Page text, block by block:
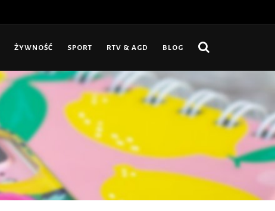
ŻYWNOŚĆ SPORT RTV & AGD BLOG